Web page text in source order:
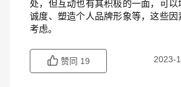
处，但互动也有其积极的一面，可以
诚度、塑造个人品牌形象等，这些因
考虑。
赞同 19 2023-